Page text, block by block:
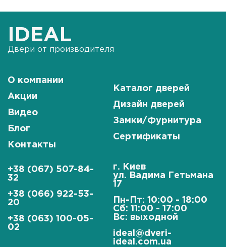
IDEAL
Двери от производителя
О компании
Акции
Видео
Блог
Контакты
Каталог дверей
Дизайн дверей
Замки/Фурнитура
Сертификаты
+38 (067) 507-84-
32
+38 (066) 922-53-
20
+38 (063) 100-05-
02
г. Киев
ул. Вадима Гетьмана
17
Пн-Пт: 10:00 - 18:00
Сб: 11:00 - 17:00
Вс: выходной
ideal@dveri-
ideal.com.ua